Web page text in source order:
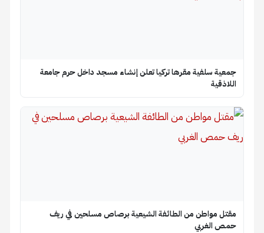
جمعية سلفية مقرها تركيا تعلن إنشاء مسجد داخل حرم جامعة
اللاذقية
مقتل مواطن من الطائفة الشيعية برصاص مسلحين في ريف
حمص الغربي